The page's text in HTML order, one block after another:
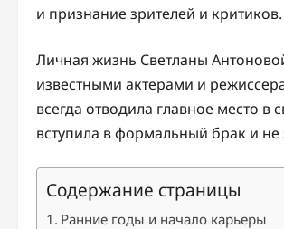
и признание зрителей и критиков.
Личная жизнь Светланы
известными актерами и
всегда отводила главное место в
вступила в формальный брак и не
Содержание страницы
Ранние годы и начало карьеры